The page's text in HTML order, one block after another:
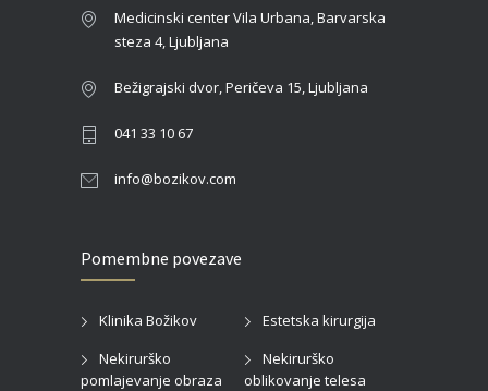
Medicinski center Vila Urbana, Barvarska
steza 4, Ljubljana
Bežigrajski dvor, Peričeva 15, Ljubljana
041 33 10 67
info@bozikov.com
Pomembne povezave
Klinika Božikov
Estetska kirurgija
Nekirurško
pomlajevanje obraza
Nekirurško
oblikovanje telesa